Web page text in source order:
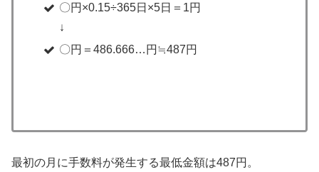
〇円×0.15÷365日×5日＝1円
↓
〇円＝486.666…円≒487円
最初の月に手数料が発生する最低金額は487円。